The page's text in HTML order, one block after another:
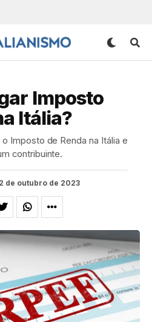
Imposto
Itália?
Imposto de Renda na Itália e
contribuinte.
de outubro de 2023